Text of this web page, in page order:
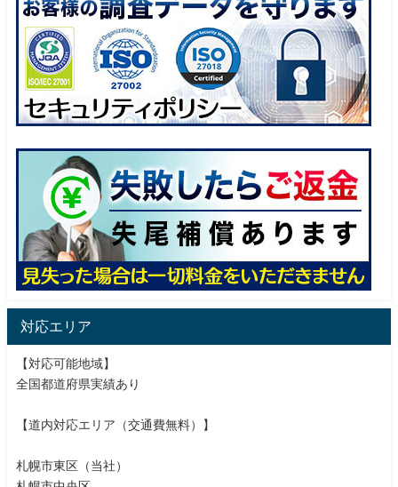
対応エリア
【対応可能地域】
全国都道府県実績あり
【道内対応エリア（交通費無料）】
札幌市東区（当社）